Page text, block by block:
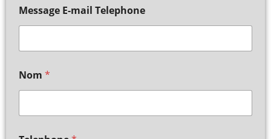
Message E-mail Telephone
Nom *